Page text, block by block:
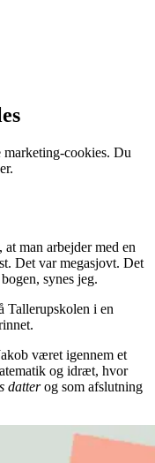
marketing-cookies. Du
man arbejder med en
Det var megasjovt. Det
synes jeg.
Tallerupskolen i en
været igennem et
og idræt, hvor
datterog som afslutning